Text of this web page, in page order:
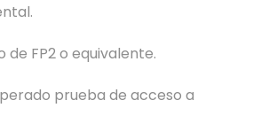
de FP2 o equivalente.
prueba de acceso a